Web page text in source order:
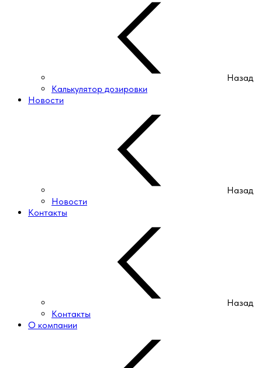
Назад
Калькулятор дозировки
Новости
Назад
Новости
Контакты
Назад
Контакты
О компании